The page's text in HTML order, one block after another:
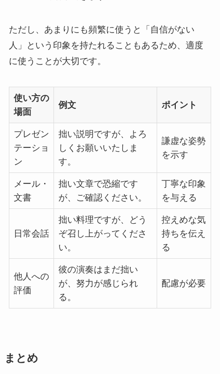
ただし、あまりにも頻繁に使うと「自信がない
人」という印象を持たれることもあるため、適度
に使うことが大切です。
使い方の
場面
例文 ポイント
プレゼン
テーショ
ン
拙い説明ですが、よろ
しくお願いいたしま
す。
謙虚な姿勢
を示す
メール・
文書
拙い文章で恐縮です
が、ご確認ください。
丁寧な印象
を与える
日常会話
拙い料理ですが、どう
ぞ召し上がってくださ
い。
控えめな気
持ちを伝え
る
他人への
評価
彼の演奏はまだ拙い
が、努力が感じられ
る。
配慮が必要
まとめ